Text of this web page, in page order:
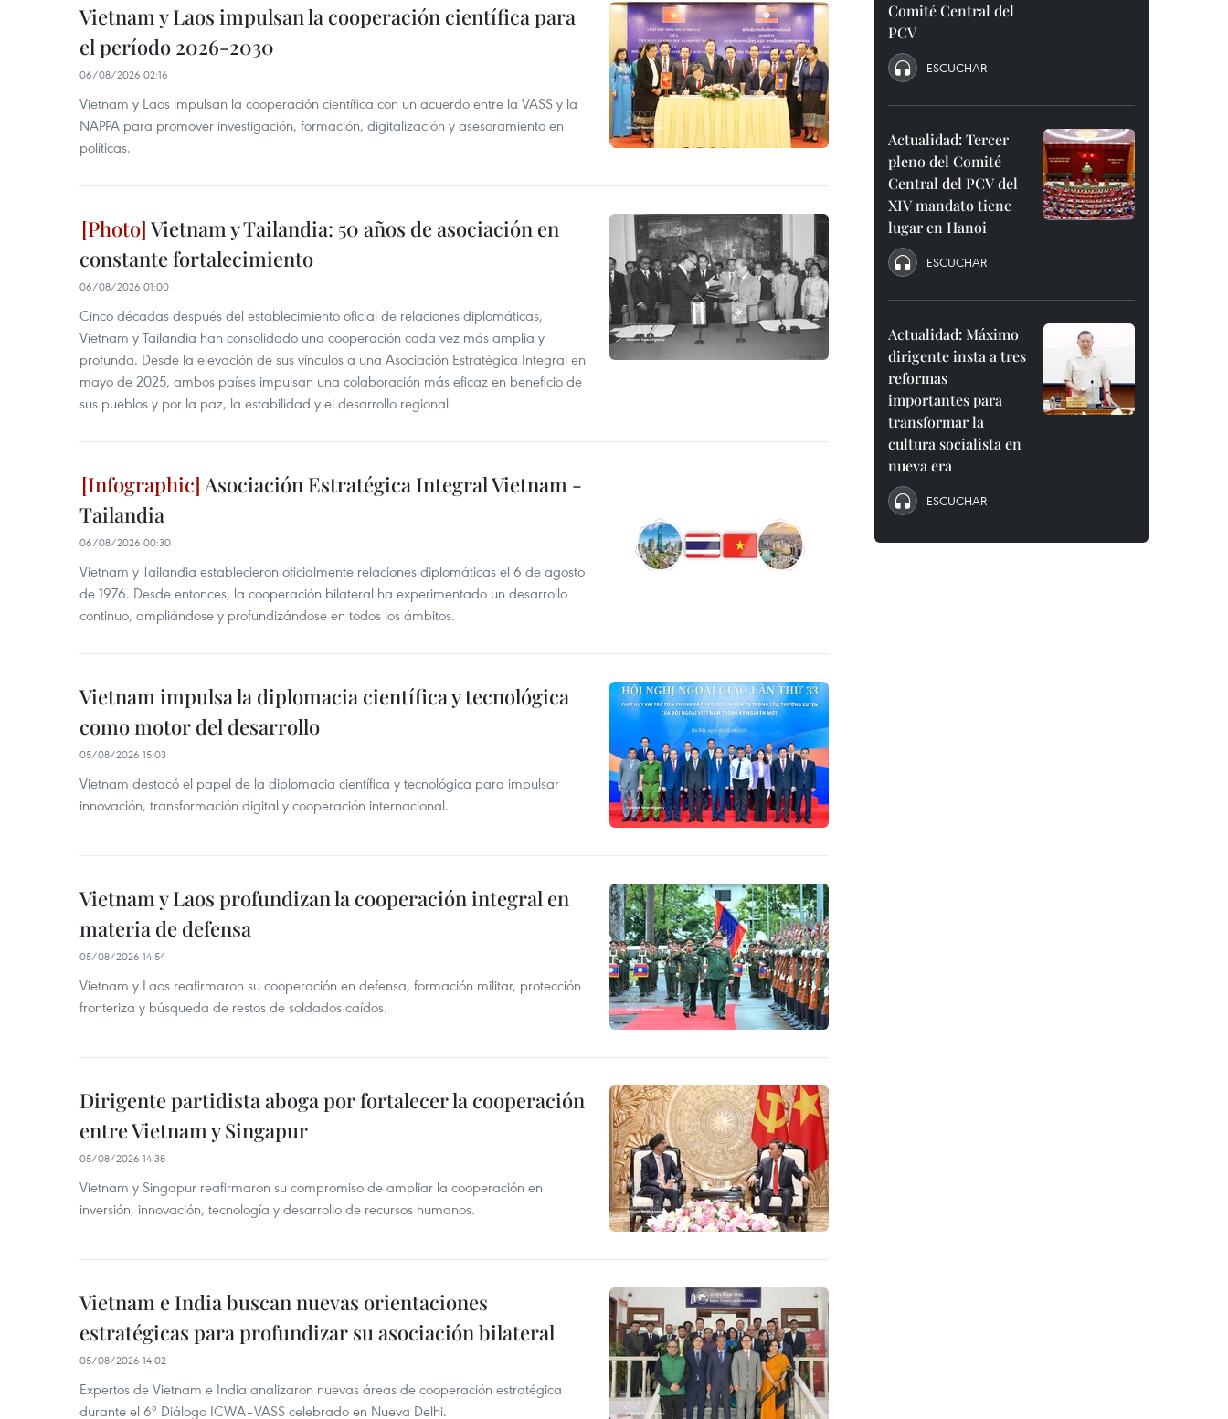
Vietnam y Laos impulsan la cooperación científica para
el período 2026-2030
06/08/2026 02:16
Vietnam y Laos impulsan la cooperación científica con un acuerdo entre la VASS y la
NAPPA para promover investigación, formación, digitalización y asesoramiento en
políticas.
Vietnam y Tailandia: 50 años de asociación en
constante fortalecimiento
06/08/2026 01:00
Cinco décadas después del establecimiento oficial de relaciones diplomáticas,
Vietnam y Tailandia han consolidado una cooperación cada vez más amplia y
profunda. Desde la elevación de sus vínculos a una Asociación Estratégica Integral en
mayo de 2025, ambos países impulsan una colaboración más eficaz en beneficio de
sus pueblos y por la paz, la estabilidad y el desarrollo regional.
Asociación Estratégica Integral Vietnam -
Tailandia
06/08/2026 00:30
Vietnam y Tailandia establecieron oficialmente relaciones diplomáticas el 6 de agosto
de 1976. Desde entonces, la cooperación bilateral ha experimentado un desarrollo
continuo, ampliándose y profundizándose en todos los ámbitos.
Vietnam impulsa la diplomacia científica y tecnológica
como motor del desarrollo
05/08/2026 15:03
Vietnam destacó el papel de la diplomacia científica y tecnológica para impulsar
innovación, transformación digital y cooperación internacional.
Vietnam y Laos profundizan la cooperación integral en
materia de defensa
05/08/2026 14:54
Vietnam y Laos reafirmaron su cooperación en defensa, formación militar, protección
fronteriza y búsqueda de restos de soldados caídos.
Dirigente partidista aboga por fortalecer la cooperación
entre Vietnam y Singapur
05/08/2026 14:38
Vietnam y Singapur reafirmaron su compromiso de ampliar la cooperación en
inversión, innovación, tecnología y desarrollo de recursos humanos.
Vietnam e India buscan nuevas orientaciones
estratégicas para profundizar su asociación bilateral
05/08/2026 14:02
Expertos de Vietnam e India analizaron nuevas áreas de cooperación estratégica
durante el 6º Diálogo ICWA–VASS celebrado en Nueva Delhi.
Comité Central del
PCV
ESCUCHAR
Actualidad: Tercer
pleno del Comité
Central del PCV del
XIV mandato tiene
lugar en Hanoi
ESCUCHAR
Actualidad: Máximo
dirigente insta a tres
reformas
importantes para
transformar la
cultura socialista en
nueva era
ESCUCHAR